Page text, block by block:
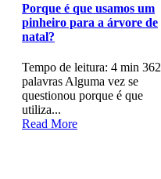
Porque é que usamos um
pinheiro para a árvore de
natal?
Tempo de leitura: 4 min 362
palavras Alguma vez se
questionou porque é que
utiliza...
Read More